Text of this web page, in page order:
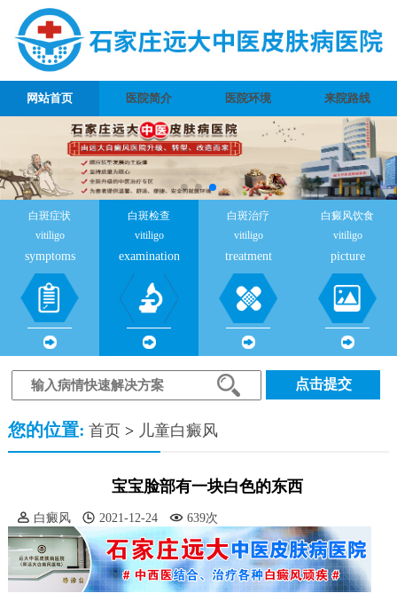
网站首页 医院简介 医院环境 来院路线
白斑症状
vitiligo
symptoms
白斑检查
vitiligo
examination
白斑治疗
vitiligo
treatment
白癜风饮食
vitiligo
picture
点击提交
您的位置: 首页> 儿童白癜风
宝宝脸部有一块白色的东西
白癜风 2021-12-24 639次